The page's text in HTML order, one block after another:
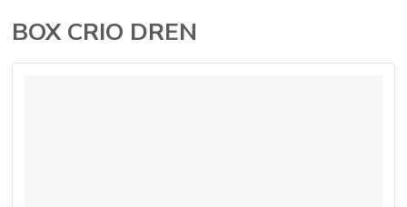
BOX CRIO DREN